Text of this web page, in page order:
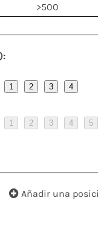
>500
1 2 3 4
1 2 3 4 5
Añadir una